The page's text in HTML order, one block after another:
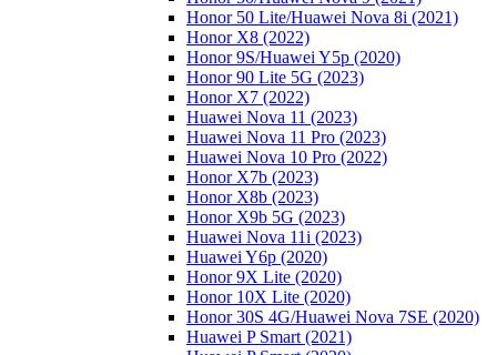
Honor 50 Lite/Huawei Nova 8i (2021)
Honor X8 (2022)
Honor 9S/Huawei Y5p (2020)
Honor 90 Lite 5G (2023)
Honor X7 (2022)
Huawei Nova 11 (2023)
Huawei Nova 11 Pro (2023)
Huawei Nova 10 Pro (2022)
Honor X7b (2023)
Honor X8b (2023)
Honor X9b 5G (2023)
Huawei Nova 11i (2023)
Huawei Y6p (2020)
Honor 9X Lite (2020)
Honor 10X Lite (2020)
Honor 30S 4G/Huawei Nova 7SE (2020)
Huawei P Smart (2021)